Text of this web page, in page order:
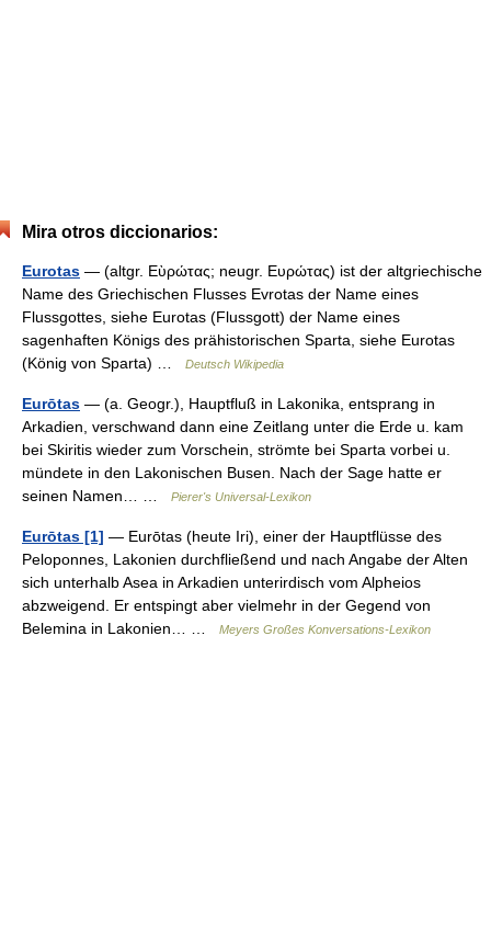
Mira otros diccionarios:
Eurotas — (altgr. Εὺρώτας; neugr. Ευρώτας) ist der altgriechische
Name des Griechischen Flusses Evrotas der Name eines
Flussgottes, siehe Eurotas (Flussgott) der Name eines
sagenhaften Königs des prähistorischen Sparta, siehe Eurotas
(König von Sparta) …
Deutsch Wikipedia
Eurōtas — (a. Geogr.), Hauptfluß in Lakonika, entsprang in
Arkadien, verschwand dann eine Zeitlang unter die Erde u. kam
bei Skiritis wieder zum Vorschein, strömte bei Sparta vorbei u.
mündete in den Lakonischen Busen. Nach der Sage hatte er
seinen Namen… …
Pierer's Universal-Lexikon
Eurōtas [1] — Eurōtas (heute Iri), einer der Hauptflüsse des
Peloponnes, Lakonien durchfließend und nach Angabe der Alten
sich unterhalb Asea in Arkadien unterirdisch vom Alpheios
abzweigend. Er entspingt aber vielmehr in der Gegend von
Belemina in Lakonien… …
Meyers Großes Konversations-Lexikon